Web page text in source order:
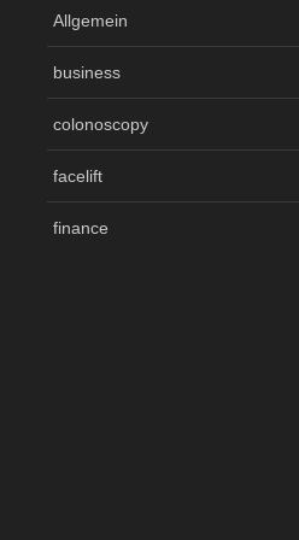
Allgemein
business
colonoscopy
facelift
finance